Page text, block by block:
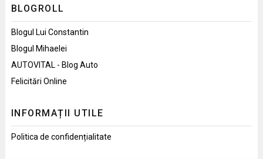
BLOGROLL
Blogul Lui Constantin
Blogul Mihaelei
AUTOVITAL - Blog Auto
Felicitări Online
INFORMAȚII UTILE
Politica de confidențialitate